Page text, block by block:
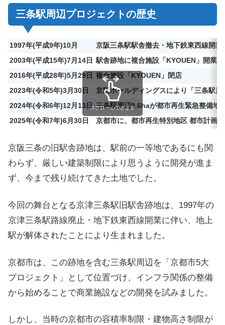
三条駅周辺プロジェクトの歴史
1997年(平成9年)10月
京阪三条駅駅舎撤去・地下鉄東西線開業
2003年(平成15年)7月14日 駅舎跡地に複合施設「KYOUEN」開業
2016年(平成28年)5月29日 複合施設「KYOUEN」閉店
2023年(令和5年)3月30日
京阪ホールディングスにより「三条駅
2024年(令和6年)12月13日 三条駅周辺9.6haが都市再生緊急整備地
2025年(令和7年)6月30日
京都市に、都市再生特別地区 都市計画
スクロールできます
京阪三条の旧駅舎跡地は、駅前の一等地であるにも関
わらず、厳しい建築制限により思うように開発が進ま
ず、今まで残り続けてきた土地でした。
今回の舞台となる京津三条駅旧駅舎跡地は、1997年の
京津三条駅路線廃止・地下鉄東西線開業に伴い、地上
駅が解体されたことにより生まれました。
京都市は、この跡地を含む三条駅周辺を「京都市5大
プロジェクト」として位置づけ、インフラ関係の整備
から始めることで商業施設などの開発を試みました。
しかし、当時の京都市の容積率制限・建物高さ制限が